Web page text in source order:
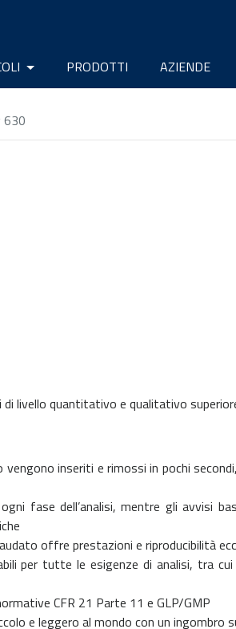
PRODOTTI AZIENDE
630
livello quantitativo e qualitativo
inseriti e rimossi in pochi
fase dell’analisi, mentre gli avvisi
offre prestazioni e riproducibilità
per tutte le esigenze di analisi, tra
CFR 21 Parte 11 e GLP/GMP
e leggero al mondo con un ingombro